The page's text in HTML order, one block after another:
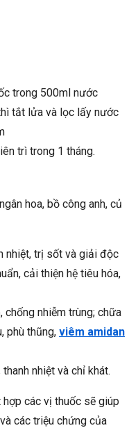
trong 500ml nước
tắt lửa và lọc lấy nước
trì trong 1 tháng.
hoa, bồ công anh, củ
nhiệt, trị sốt và giải độc
cải thiện hệ tiêu hóa,
chống nhiễm trùng; chữa
phù thũng, viêm amidan
nhiệt và chỉ khát.
các vị thuốc sẽ giúp
các triệu chứng của